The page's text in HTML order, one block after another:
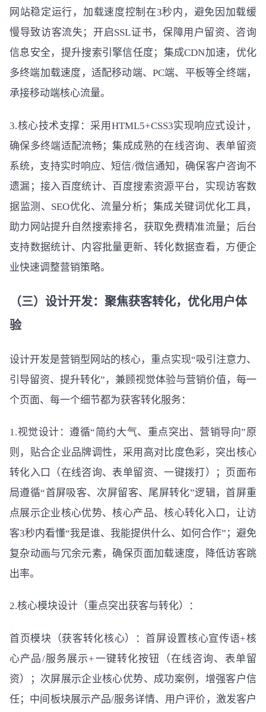
网站稳定运行，加载速度控制在3秒内，避免因加载缓
慢导致访客流失；开启SSL证书，保障用户留资、咨询
信息安全，提升搜索引擎信任度；集成CDN加速，优化
多终端加载速度，适配移动端、PC端、平板等全终端，
承接移动端核心流量。
3.核心技术支撑：采用HTML5+CSS3实现响应式设计，
确保多终端适配流畅；集成成熟的在线咨询、表单留资
系统，支持实时响应、短信/微信通知，确保客户咨询不
遗漏；接入百度统计、百度搜索资源平台，实现访客数
据监测、SEO优化、流量分析；集成关键词优化工具，
助力网站提升自然搜索排名，获取免费精准流量；后台
支持数据统计、内容批量更新、转化数据查看，方便企
业快速调整营销策略。
（三）设计开发：聚焦获客转化，优化用户体
验
设计开发是营销型网站的核心，重点实现“吸引注意力、
引导留资、提升转化”，兼顾视觉体验与营销价值，每一
个页面、每一个细节都为获客转化服务：
1.视觉设计：遵循“简约大气、重点突出、营销导向”原
则，贴合企业品牌调性，采用高对比度色彩，突出核心
转化入口（在线咨询、表单留资、一键拨打）；页面布
局遵循“首屏吸客、次屏留客、尾屏转化”逻辑，首屏重
点展示企业核心优势、核心产品、核心转化入口，让访
客3秒内看懂“我是谁、我能提供什么、如何合作”；避免
复杂动画与冗余元素，确保页面加载速度，降低访客跳
出率。
2.核心模块设计（重点突出获客与转化）：
首页模块（获客转化核心）：首屏设置核心宣传语+核
心产品/服务展示+一键转化按钮（在线咨询、表单留
资）；次屏展示企业核心优势、成功案例，增强客户信
任；中间板块展示产品/服务详情、用户评价，激发客户